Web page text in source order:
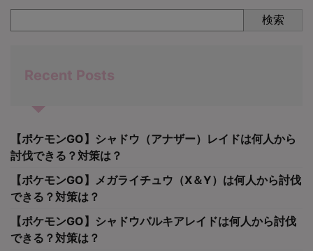
検索
Recent Posts
【ポケモンGO】シャドウ（アナザー）レイドは何人から
討伐できる？対策は？
【ポケモンGO】メガライチュウ（X＆Y）は何人から討伐
できる？対策は？
【ポケモンGO】シャドウパルキアレイドは何人から討伐
できる？対策は？